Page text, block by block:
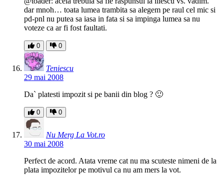
dar mnoh… toata lumea trambita sa alegem pe raul cel mic si
pd-pnl nu putea sa iasa in fata si sa impinga lumea sa nu
voteze ca ar fi fost faultati.
0 0
Teniescu
29 mai 2008
Da` platesti impozit si pe banii din blog ? 🙂
0 0
Nu Merg La Vot.ro
30 mai 2008
Perfect de acord. Atata vreme cat nu ma scuteste nimeni de la
plata impozitelor pe motivul ca nu am mers la vot.